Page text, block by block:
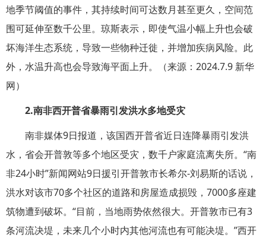
地季节阈值的事件，其持续时间可达数月甚至更久，空间范
围可延伸至数千公里。琼斯表示，即使气温小幅上升也会破
坏海洋生态系统，导致一些物种迁徙，并增加疾病风险。此
外，水温升高也会导致海平面上升。（来源：2024.7.9 新华
网）
2.南非西开普省暴雨引发洪水多地受灾
南非媒体9日报道，该国西开普省近日连降暴雨引发洪
水，省会开普敦等多个地区受灾，数千户家庭流离失所。“南
非24小时”新闻网站9日援引开普敦市长希尔-刘易斯的话说，
洪水对该市70多个社区的道路和房屋造成损毁，7000多座建
筑物遭到破坏。“目前，当地雨势依然很大。开普敦市已有3
条河流决堤，未来几个小时内其他河流也有可能决堤。”西开